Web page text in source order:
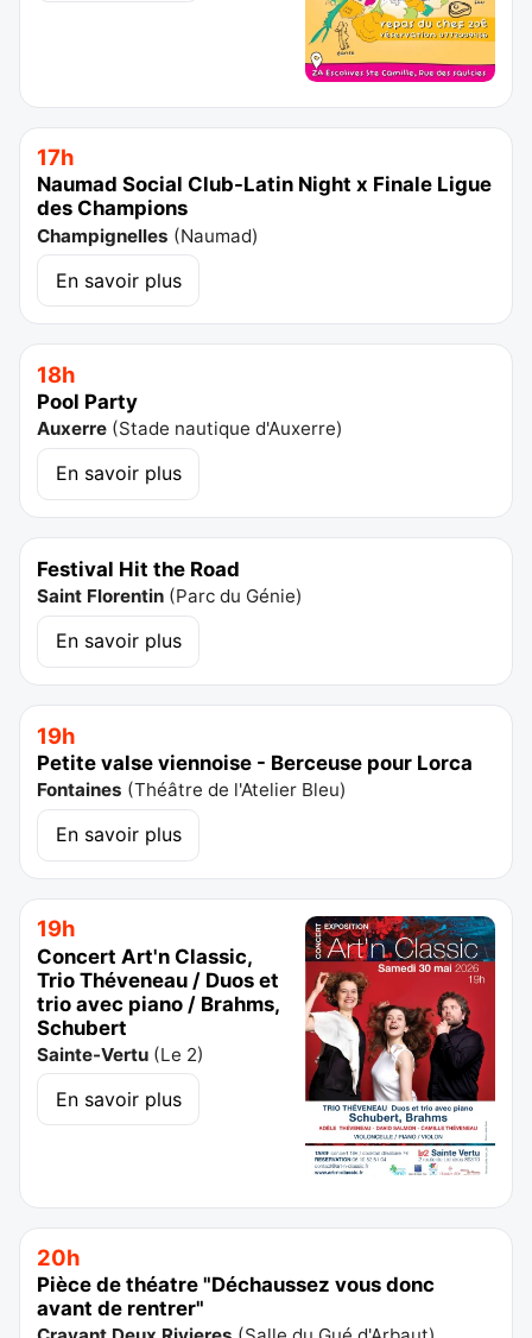
17h
Naumad Social Club-Latin Night x Finale Ligue
des Champions
Champignelles (Naumad)
En savoir plus
18h
Pool Party
Auxerre (Stade nautique d'Auxerre)
En savoir plus
Festival Hit the Road
Saint Florentin (Parc du Génie)
En savoir plus
19h
Petite valse viennoise - Berceuse pour Lorca
Fontaines (Théâtre de l'Atelier Bleu)
En savoir plus
19h
Concert Art'n Classic,
Trio Théveneau / Duos et
trio avec piano / Brahms,
Schubert
Sainte-Vertu (Le 2)
En savoir plus
20h
Pièce de théatre "Déchaussez vous donc
avant de rentrer"